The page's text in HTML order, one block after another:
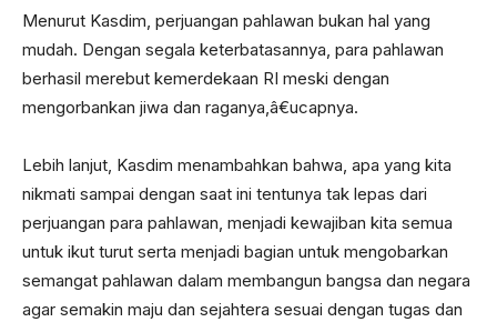
Menurut Kasdim, perjuangan pahlawan bukan hal yang
mudah. Dengan segala keterbatasannya, para pahlawan
berhasil merebut kemerdekaan RI meski dengan
mengorbankan jiwa dan raganya,â€ucapnya.
Lebih lanjut, Kasdim menambahkan bahwa, apa yang kita
nikmati sampai dengan saat ini tentunya tak lepas dari
perjuangan para pahlawan, menjadi kewajiban kita semua
untuk ikut turut serta menjadi bagian untuk mengobarkan
semangat pahlawan dalam membangun bangsa dan negara
agar semakin maju dan sejahtera sesuai dengan tugas dan